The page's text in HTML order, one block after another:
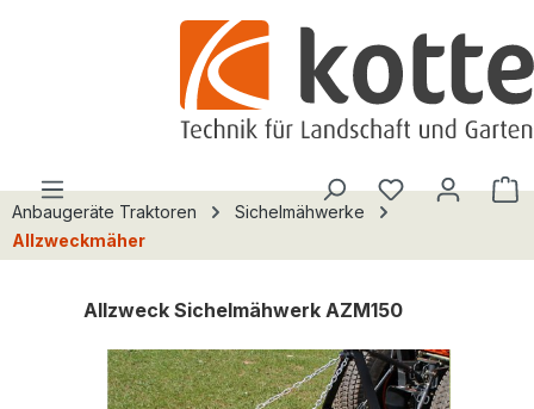
Du hast 0
Anbaugeräte Traktoren
Sichelmähwerke
Allzweckmäher
Allzweck Sichelmähwerk AZM150
Bildergalerie überspringen